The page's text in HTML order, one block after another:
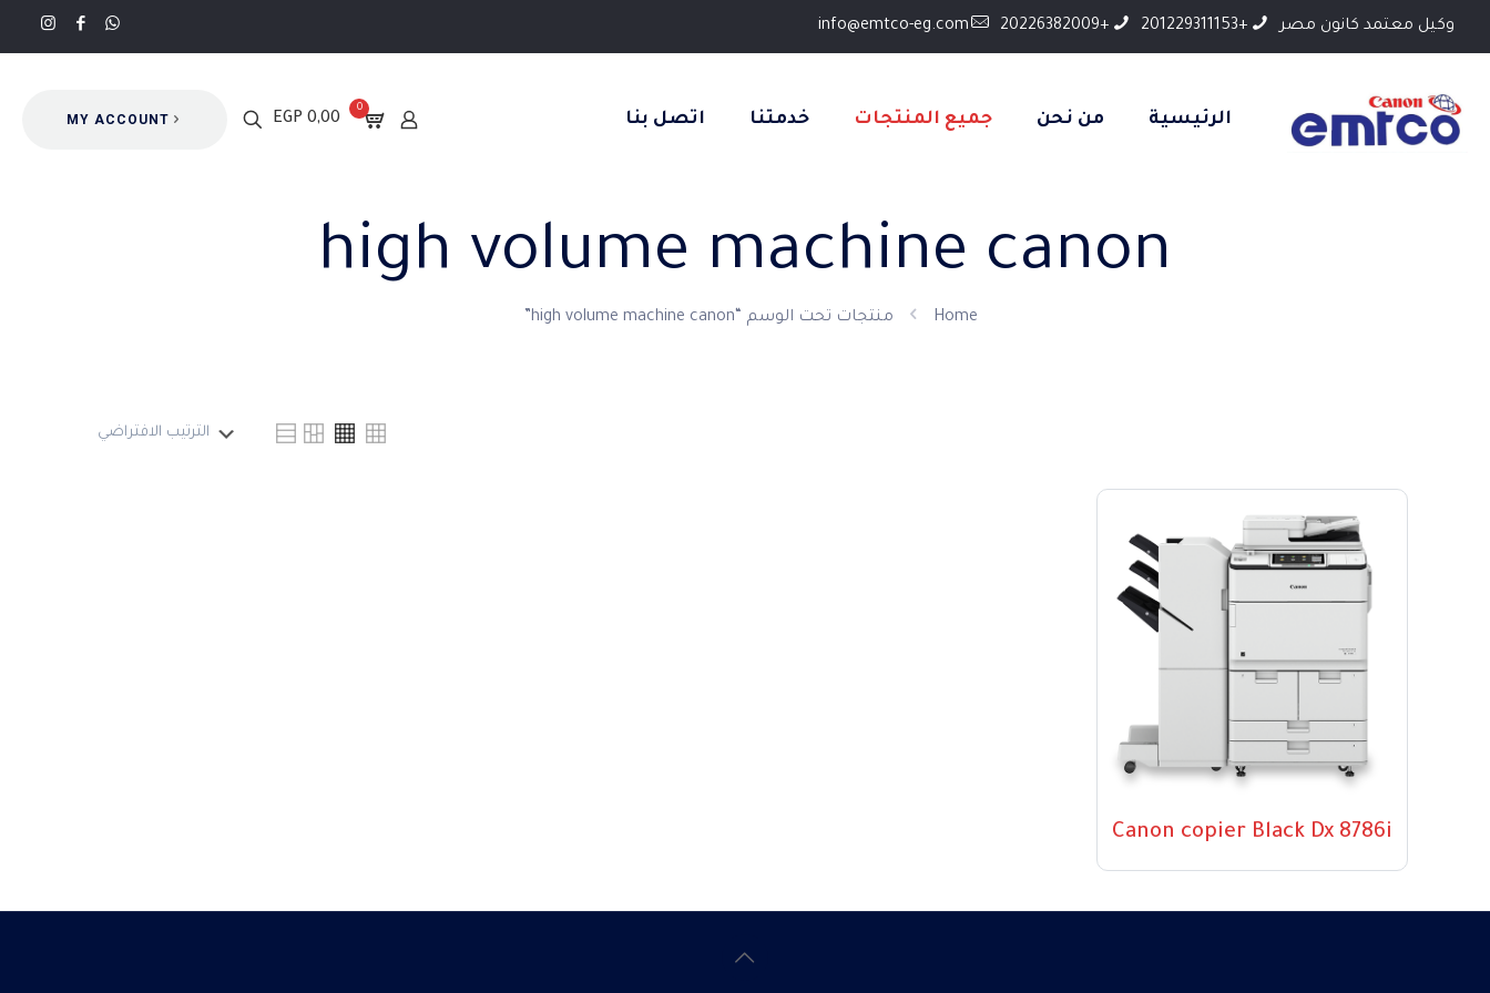
وكيل معتمد كانون مصر +201229311153
+20226382009
info@emtco-eg.com
الرئيسية من نحن جميع المنتجات خدمتنا اتصل بنا
0
0,00 EGP
MY ACCOUNT
high volume machine canon
Home منتجات تحت الوسم “high volume machine canon”
Canon copier Black Dx 8786i